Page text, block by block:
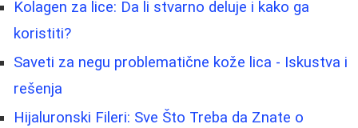
Kolagen za lice: Da li stvarno deluje i kako ga
koristiti?
Saveti za negu problematične kože lica - Iskustva i
rešenja
Hijaluronski Fileri: Sve Što Treba da Znate o